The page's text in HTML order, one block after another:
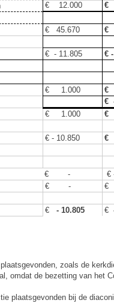
€ 12.000 €
€ 45.670 €
€ - 11.805 €
€ 1.000 €
€
€ 1.000 €
€ - 10.850 €
€ - €
€ - €
€ - 10.805 €
zoals de
omdat de bezetting van het
plaatsgevonden bij de